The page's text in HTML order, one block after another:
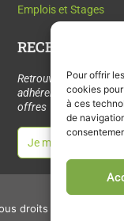
Pour offrir
cookies
à ces
de
Emplois et Stages
RECEVOIR
Retrouvez tous
adhérents, les
offres de stages et
Je m'abonne à la
droits réservés - 2026